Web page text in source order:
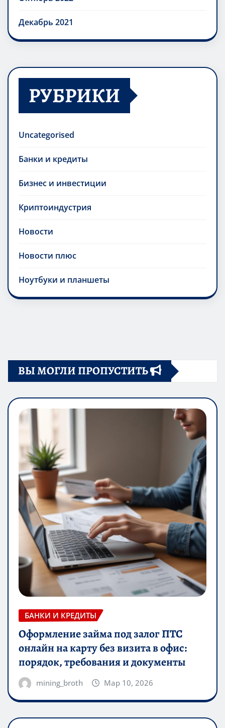
Декабрь 2021
РУБРИКИ
Uncategorised
Банки и кредиты
Бизнес и инвестиции
Криптоиндустрия
Новости
Новости плюс
Ноутбуки и планшеты
ВЫ МОГЛИ ПРОПУСТИТЬ
БАНКИ И КРЕДИТЫ
Оформление займа под залог ПТС
онлайн на карту без визита в офис:
порядок, требования и документы
mining_broth Мар 10, 2026